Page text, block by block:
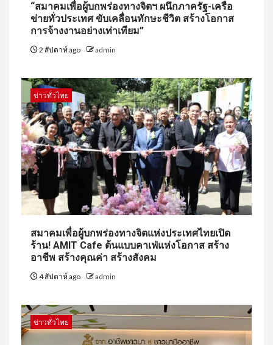
“สมาคมเพื่อผู้บกพร่องทางจิตฯ ผนึกภาครัฐ-เครือ
ข่ายทั่วประเทศ ขับเคลื่อนทักษะชีวิต สร้างโอกาส
การจ้างงานอย่างเท่าเทียม”
2 สัปดาห์ ago admin
ข่าวทั่วไทย
สมาคมเพื่อผู้บกพร่องทางจิตแห่งประเทศไทยเปิด
ร้าน! AMIT Cafe ต้นแบบคาเฟ่แห่งโอกาส สร้าง
อาชีพ สร้างคุณค่า สร้างสังคม
4 สัปดาห์ ago admin
ข่าวทั่วไทย